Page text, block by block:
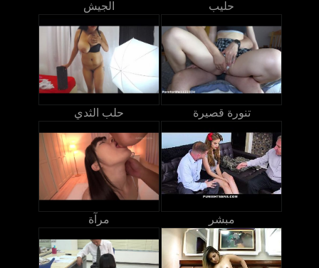
الجيش حليب
حلب الثدي تنورة قصيرة
مرآة مبشر